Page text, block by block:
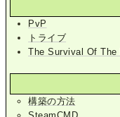
PvP
トライブ
The Survival Of
構築の方法